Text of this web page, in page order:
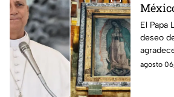
sobre
de
El Papa
deseo
agosto